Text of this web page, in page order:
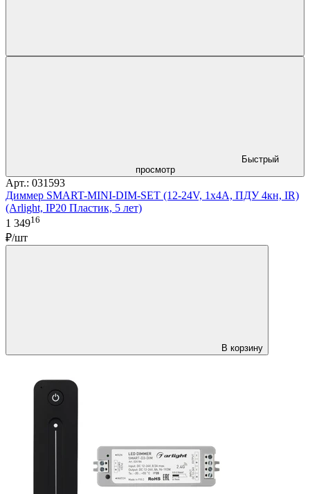
Быстрый
просмотр
Арт.: 031593
Диммер SMART-MINI-DIM-SET (12-24V, 1x4A, ПДУ 4кн, IR)
(Arlight, IP20 Пластик, 5 лет)
1 34916
₽/шт
В корзину